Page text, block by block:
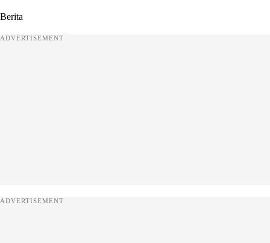
Berita
ADVERTISEMENT
ADVERTISEMENT